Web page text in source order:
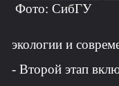
Фото: СибГУ
экологии и
- Второй этап